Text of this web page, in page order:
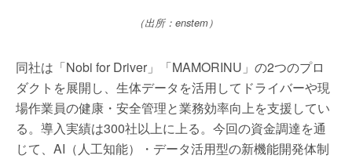
（出所：enstem）
同社は「Nobi for Driver」「MAMORINU」の2つのプロ
ダクトを展開し、生体データを活用してドライバーや現
場作業員の健康・安全管理と業務効率向上を支援してい
る。導入実績は300社以上に上る。今回の資金調達を通
じて、AI（人工知能）・データ活用型の新機能開発体制